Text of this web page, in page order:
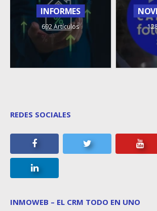
INFORMES
692 Artículos
REDES SOCIALES
INMOWEB – EL CRM TODO EN UNO